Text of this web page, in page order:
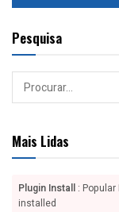
Pesquisa
Mais Lidas
Plugin Install :
installed